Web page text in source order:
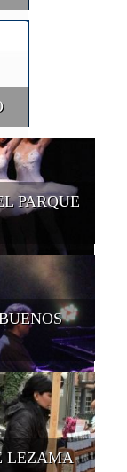
PARQUE
LEZAMA